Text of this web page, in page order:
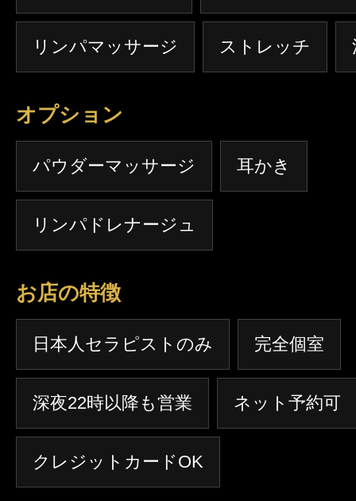
リンパマッサージ ストレッチ
オプション
パウダーマッサージ 耳かき
リンパドレナージュ
お店の特徴
日本人セラピストのみ 完全個室
深夜22時以降も営業 ネット予約可
クレジットカードOK